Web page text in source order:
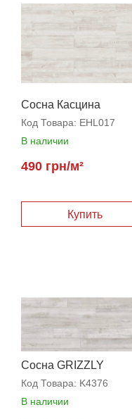
Сосна Касцина
Код Товара: EHL017
В наличии
490 грн/м²
Купить
Сосна GRIZZLY
Код Товара: K4376
В наличии